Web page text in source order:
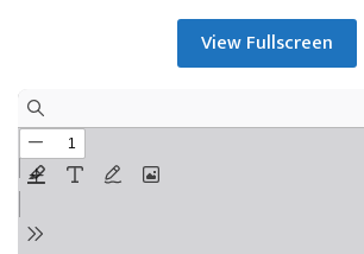
View Fullscreen